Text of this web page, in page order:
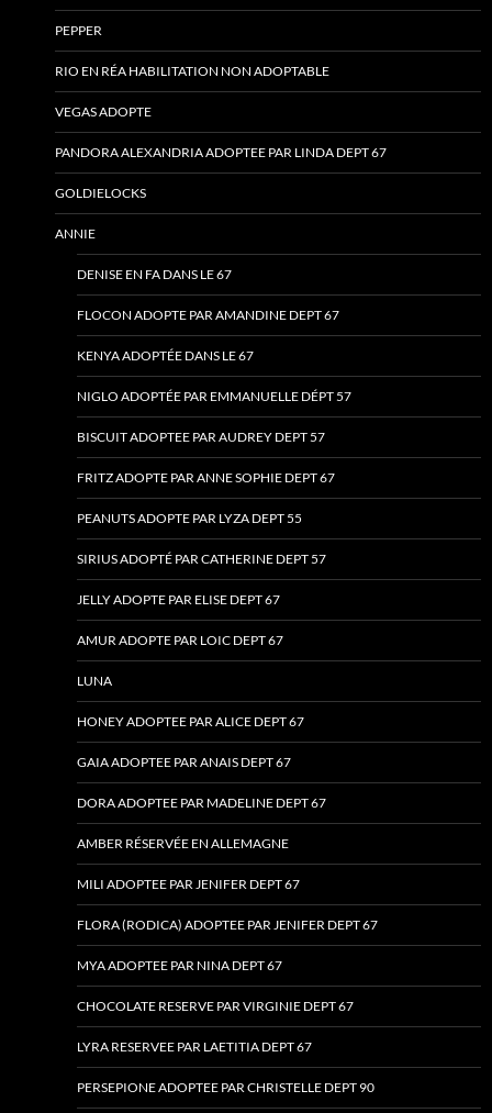
PEPPER
RIO EN RÉA HABILITATION NON ADOPTABLE
VEGAS ADOPTE
PANDORA ALEXANDRIA ADOPTEE PAR LINDA DEPT 67
GOLDIELOCKS
ANNIE
DENISE EN FA DANS LE 67
FLOCON ADOPTE PAR AMANDINE DEPT 67
KENYA ADOPTÉE DANS LE 67
NIGLO ADOPTÉE PAR EMMANUELLE DÉPT 57
BISCUIT ADOPTEE PAR AUDREY DEPT 57
FRITZ ADOPTE PAR ANNE SOPHIE DEPT 67
PEANUTS ADOPTE PAR LYZA DEPT 55
SIRIUS ADOPTÉ PAR CATHERINE DEPT 57
JELLY ADOPTE PAR ELISE DEPT 67
AMUR ADOPTE PAR LOIC DEPT 67
LUNA
HONEY ADOPTEE PAR ALICE DEPT 67
GAIA ADOPTEE PAR ANAIS DEPT 67
DORA ADOPTEE PAR MADELINE DEPT 67
AMBER RÉSERVÉE EN ALLEMAGNE
MILI ADOPTEE PAR JENIFER DEPT 67
FLORA (RODICA) ADOPTEE PAR JENIFER DEPT 67
MYA ADOPTEE PAR NINA DEPT 67
CHOCOLATE RESERVE PAR VIRGINIE DEPT 67
LYRA RESERVEE PAR LAETITIA DEPT 67
PERSEPIONE ADOPTEE PAR CHRISTELLE DEPT 90